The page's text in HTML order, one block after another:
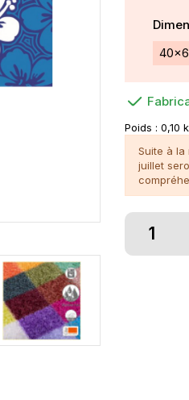
Poids :0,10
Suite à la
juillet